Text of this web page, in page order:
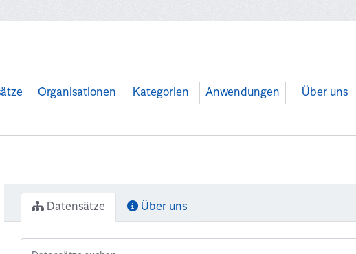
Organisationen Kategorien Anwendungen Über uns
Datensätze Über uns